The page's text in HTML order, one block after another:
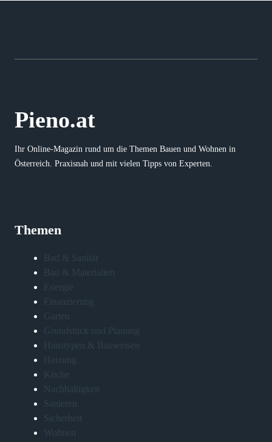
Pieno.at
Ihr Online-Magazin rund um die Themen Bauen und Wohnen in
Österreich. Praxisnah und mit vielen Tipps von Experten.
Themen
Bad & Sanitär
Bau & Materialien
Energie
Finanzierung
Garten
Grundstück und Planung
Haustypen & Bauweisen
Heizung
Küche
Nachhaltigkeit
Sanieren
Sicherheit
Wohnen